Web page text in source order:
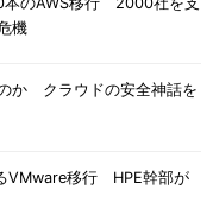
機
か クラウドの安全神話を
VMware移行 HPE幹部が